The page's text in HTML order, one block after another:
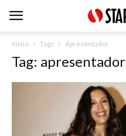
Inicio Tags Apresentador
Tag: apresentador